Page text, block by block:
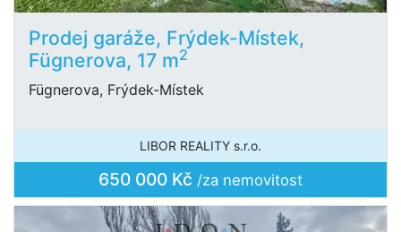
Prodej garáže, Frýdek-Místek,
Fügnerova, 17 m2
Fügnerova, Frýdek-Místek
LIBOR REALITY s.r.o.
650 000 Kč /za nemovitost